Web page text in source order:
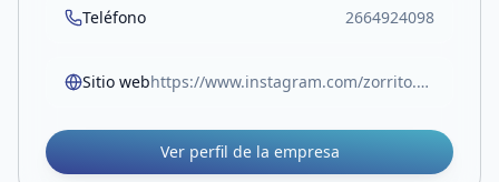
Teléfono 2664924098
Sitio web https://www.instagram.com/zorrito.colorado.sl/
Ver perfil de la empresa